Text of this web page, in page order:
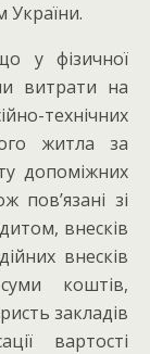
у фізичної
витрати на
технічних
житла за
допоміжних
пов’язані зі
внесків
внесків
коштів,
закладів
вартості